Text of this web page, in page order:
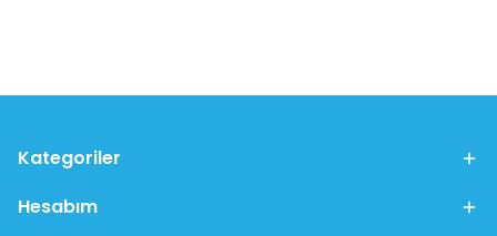
Kategoriler
Hesabım